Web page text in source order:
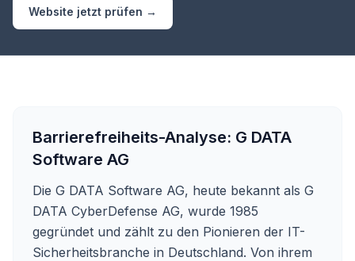
Website jetzt prüfen →
Barrierefreiheits-Analyse: G DATA
Software AG
Die G DATA Software AG, heute bekannt als G
DATA CyberDefense AG, wurde 1985
gegründet und zählt zu den Pionieren der IT-
Sicherheitsbranche in Deutschland. Von ihrem